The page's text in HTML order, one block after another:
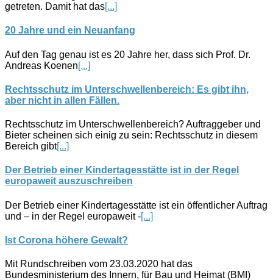
getreten. Damit hat das[...]
20 Jahre und ein Neuanfang
Auf den Tag genau ist es 20 Jahre her, dass sich Prof. Dr.
Andreas Koenen[...]
Rechtsschutz im Unterschwellenbereich: Es gibt ihn,
aber nicht in allen Fällen.
Rechtsschutz im Unterschwellenbereich? Auftraggeber und
Bieter scheinen sich einig zu sein: Rechtsschutz in diesem
Bereich gibt[...]
Der Betrieb einer Kindertagesstätte ist in der Regel
europaweit auszuschreiben
Der Betrieb einer Kindertagesstätte ist ein öffentlicher Auftrag
und – in der Regel europaweit -[...]
Ist Corona höhere Gewalt?
Mit Rundschreiben vom 23.03.2020 hat das
Bundesministerium des Innern, für Bau und Heimat (BMI)